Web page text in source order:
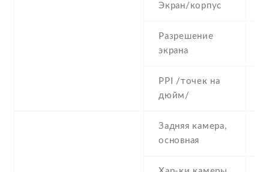
Экран/корпус
Разрешение
экрана
PPI /точек на
дюйм/
Задняя камера,
основная